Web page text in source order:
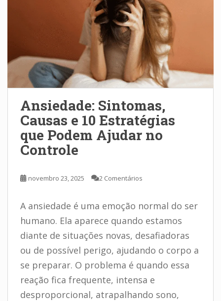
Ansiedade: Sintomas,
Causas e 10 Estratégias
que Podem Ajudar no
Controle
novembro 23, 2025 2 Comentários
A ansiedade é uma emoção normal do ser
humano. Ela aparece quando estamos
diante de situações novas, desafiadoras
ou de possível perigo, ajudando o corpo a
se preparar. O problema é quando essa
reação fica frequente, intensa e
desproporcional, atrapalhando sono,